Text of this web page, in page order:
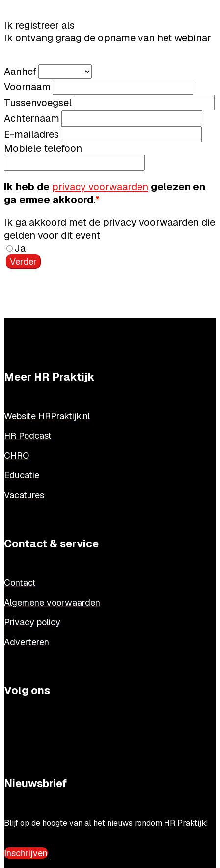
Ik registreer als
Ik ontvang graag de opname van het webinar
Aanhef
Voornaam
Tussenvoegsel
Achternaam
E-mailadres
Mobiele telefoon
Ik heb de privacy voorwaarden gelezen en
ga ermee akkoord.*
Ik ga akkoord met de privacy voorwaarden die
gelden voor dit event
Ja
Verder
Meer HR Praktijk
Website HRPraktijk.nl
HR Podcast
CHRO
Educatie
Vacatures
Contact & service
Contact
Algemene voorwaarden
Privacy policy
Adverteren
Volg ons
Nieuwsbrief
Blijf op de hoogte van al het nieuws rondom HR Praktijk!
Inschrijven